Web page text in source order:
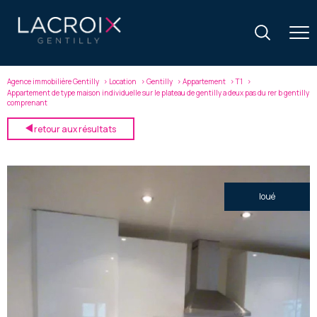
Agence immobilière Gentilly Location Gentilly Appartement
T1
Appartement de type maison individuelle sur le plateau de gentilly a deux pas du rer b gentilly
comprenant
retour aux résultats
loué